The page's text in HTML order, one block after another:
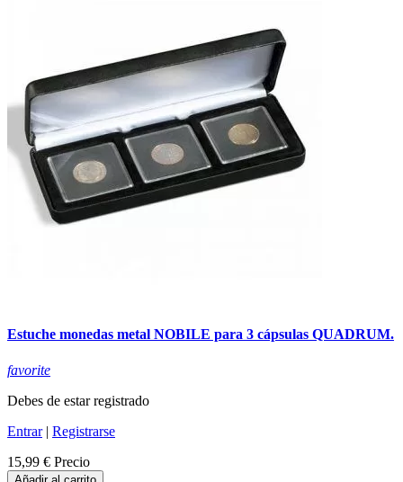
Estuche monedas metal NOBILE para 3 cápsulas QUADRUM.
favorite
Debes de estar registrado
Entrar| Registrarse
15,99 € Precio